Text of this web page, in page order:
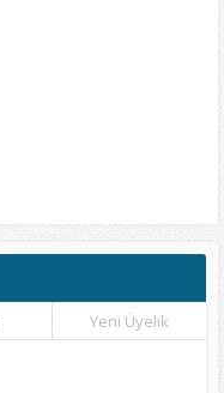
Yeni Üyelik